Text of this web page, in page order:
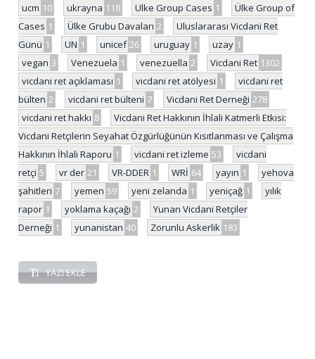
ucm 10 ukrayna 118 Ulke Group Cases 1
Ülke Group of
Cases 1 Ülke Grubu Davaları 2
Uluslararası Vicdani Ret
Günü 1 UN 1 unicef 26 uruguay 1 uzay 1
vegan 3 Venezuela 1 venezuella 2 Vicdani Ret 1302
vicdani ret açıklaması 1 vicdani ret atölyesi 1
vicdani ret
bülten 2 vicdani ret bülteni 7 Vicdani Ret Derneği 278
vicdani ret hakkı 8
Vicdani Ret Hakkının İhlali Katmerli Etkisi:
Vicdani Retçilerin Seyahat Özgürlüğünün Kısıtlanması ve Çalışma
Hakkının İhlali Raporu 1 vicdani ret izleme 53
vicdani
retçi 5 vr der 21 VR-DDER 1 WRİ 64 yayın 1
yehova
şahitleri 7 yemen 59 yeni zelanda 1 yeniçağ 1
yılık
rapor 1 yoklama kaçağı 2
Yunan Vicdani Retçiler
Derneği 1 yunanistan 40 Zorunlu Askerlik 183
YAZI EKLE